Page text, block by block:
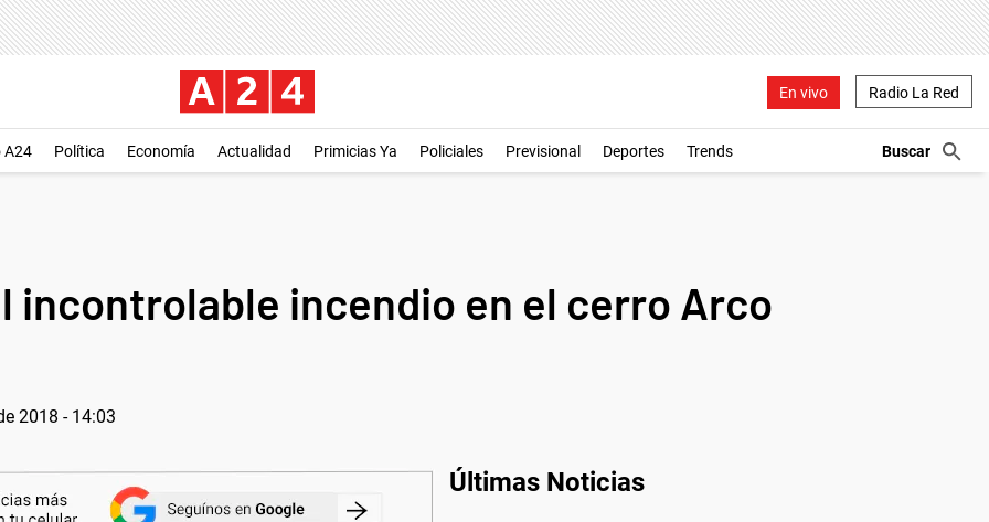
En vivo Radio La Red
A24 Política Economía Actualidad Primicias Ya Policiales Previsional Deportes Trends
incontrolable incendio en el cerro Arco
2018 - 14:03
Últimas Noticias